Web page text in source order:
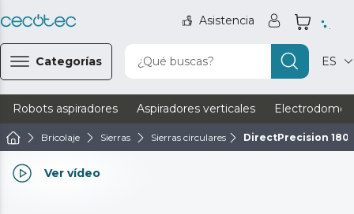
Asistencia
Categorías ¿Qué buscas? ES
Robots aspiradores Aspiradores verticales
Bricolaje Sierras Sierras circulares DirectPrecision
Ver vídeo